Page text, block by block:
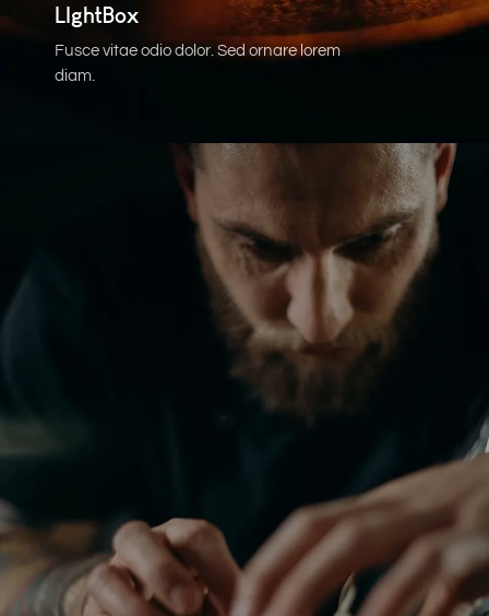
LIghtBox
Fusce vitae odio dolor. Sed ornare lorem
diam.